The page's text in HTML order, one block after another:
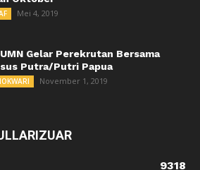
Mei 4, 2019
Gelar Perekrutan Bersama
Putra/Putri Papua
November 1, 2019
9318